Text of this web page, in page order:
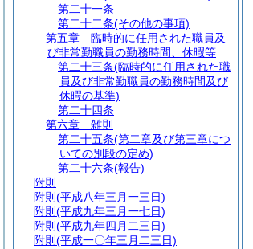
第二十一条
第二十二条(その他の事項)
第五章
臨時的に任用された職員及
び非常勤職員の勤務時間、休暇等
第二十三条(臨時的に任用された職
員及び非常勤職員の勤務時間及び
休暇の基準)
第二十四条
第六章
雑則
第二十五条(第二章及び第三章につ
いての別段の定め)
第二十六条(報告)
附則
附則 (平成八年三月一三日)
附則 (平成九年三月一七日)
附則 (平成九年四月二三日)
附則 (平成一〇年三月二三日)